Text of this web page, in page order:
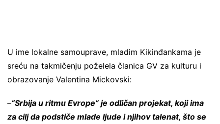
U ime lokalne samouprave, mladim Kikinđankama je
sreću na takmičenju poželela članica GV za kulturu i
obrazovanje Valentina Mickovski:
–“Srbija u ritmu Evrope” je odličan projekat, koji ima
za cilj da podstiče mlade ljude i njihov talenat, što se